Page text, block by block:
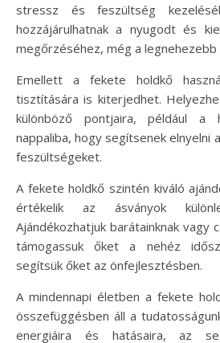
stressz és feszültség
hozzájárulhatnak a nyugodt és
megőrzéséhez, még a legnehezebb
Emellett a fekete holdkő
tisztítására is kiterjedhet.
különböző pontjaira, például a
nappaliba, hogy segítsenek elnyelni
feszültségeket.
A fekete holdkő szintén kiváló
értékelik az ásványok
Ajándékozhatjuk barátainknak vagy
támogassuk őket a nehéz
segítsük őket az önfejlesztésben.
A mindennapi életben a fekete
összefüggésben áll a
energiáira és hatásaira, az